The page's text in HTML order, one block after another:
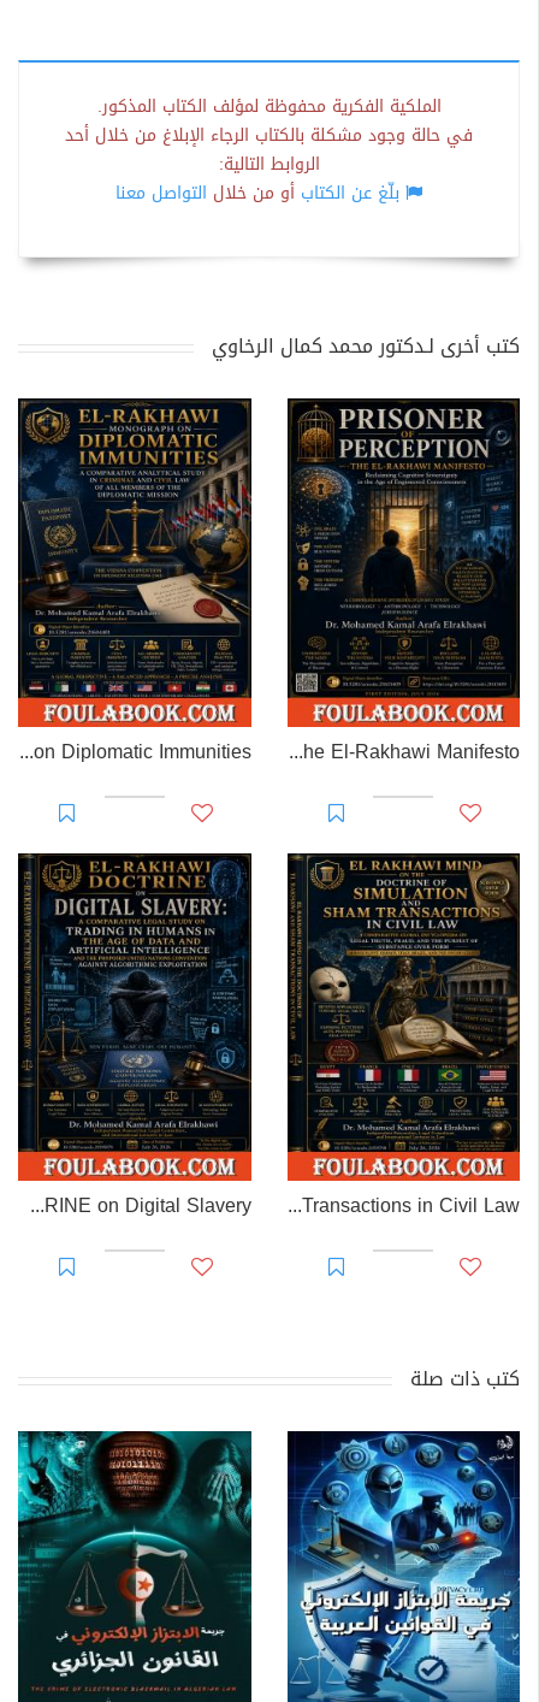
الملكية الفكرية محفوظة لمؤلف الكتاب المذكور.
في حالة وجود مشكلة بالكتاب الرجاء الإبلاغ من خلال أحد
الروابط التالية:
بلّغ عن الكتاب أو من خلال التواصل معنا
كتب أخرى لـدكتور محمد كمال الرخاوي
Prisoner of Perception: The El-Rakhawi Manifesto
EL-RAKHAWI MONOGRAPH on Diplomatic Immunities
EL RAKHAWI MIND on the Doctrine of Simulation and Sham Transactions in Civil Law
EL-RAKHAWI DOCTRINE on Digital Slavery
كتب ذات صلة